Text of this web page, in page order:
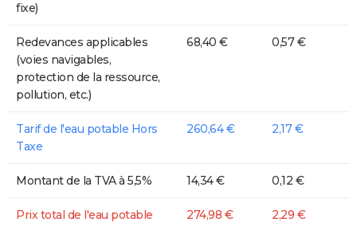
fixe)
Redevances applicables
(voies navigables,
protection de la ressource,
pollution, etc.)
68,40 € 0,57 €
Tarif de l'eau potable Hors
Taxe
260,64 € 2,17 €
Montant de la TVA à 5,5% 14,34 € 0,12 €
Prix total de l'eau potable 274,98 € 2,29 €